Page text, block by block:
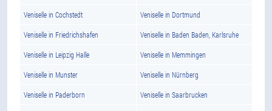
Veniselle in Cochstedt Veniselle in Dortmund
Veniselle in Friedrichshafen Veniselle in Baden Baden, Karlsruhe
Veniselle in Leipzig Halle Veniselle in Memmingen
Veniselle in Munster Veniselle in Nürnberg
Veniselle in Paderborn Veniselle in Saarbrucken